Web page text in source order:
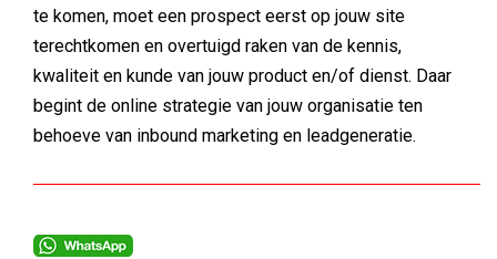
te komen, moet een prospect eerst op jouw site
terechtkomen en overtuigd raken van de kennis,
kwaliteit en kunde van jouw product en/of dienst. Daar
begint de online strategie van jouw organisatie ten
behoeve van inbound marketing en leadgeneratie.